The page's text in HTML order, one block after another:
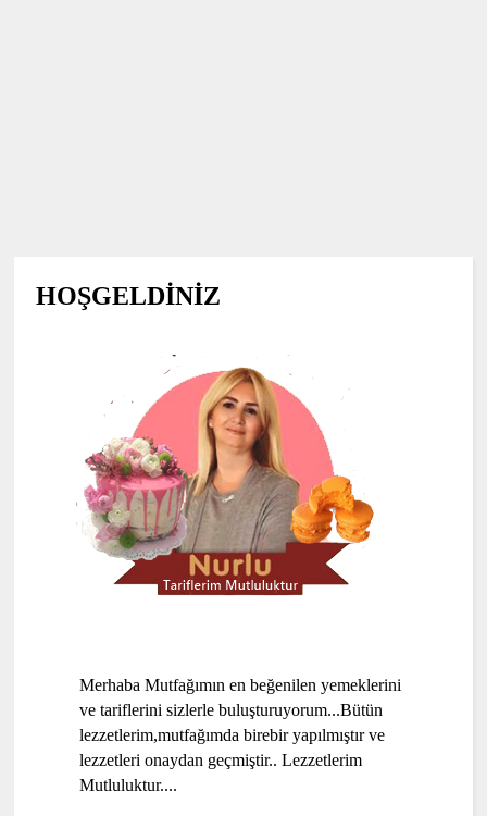
HOŞGELDİNİZ
Merhaba Mutfağımın en beğenilen yemeklerini
ve tariflerini sizlerle buluşturuyorum...Bütün
lezzetlerim,mutfağımda birebir yapılmıştır ve
lezzetleri onaydan geçmiştir.. Lezzetlerim
Mutluluktur....